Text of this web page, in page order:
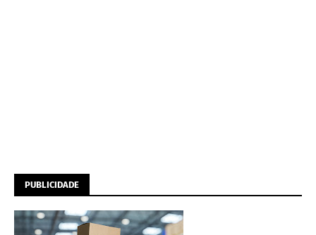
PUBLICIDADE